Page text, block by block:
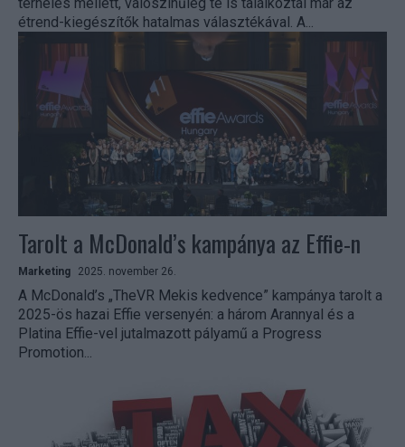
étrend-kiegészítők hatalmas választékával. A...
Tarolt a McDonald’s kampánya az Effie-n
Marketing 2025. november 26.
A McDonald’s „TheVR Mekis kedvence” kampánya tarolt a
2025-ös hazai Effie versenyén: a három Arannyal és a
Platina Effie-vel jutalmazott pályamű a Progress
Promotion...